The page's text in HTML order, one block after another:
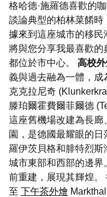
格哈德·施羅德喜歡的
談論典型的柏林菜餚
據來到這座城市的移
將與您分享我最喜歡
都位於市中心。 高校
義與過去融為一體，成
克克拉尼奇
滕珀爾霍費爾菲爾德
這座舊機場改建為長
園，是德國最耀眼的
羅伊茨貝格和腓特烈斯
城市東部和西部的邊
前重建，展現其輝煌
至 下午茶外燴